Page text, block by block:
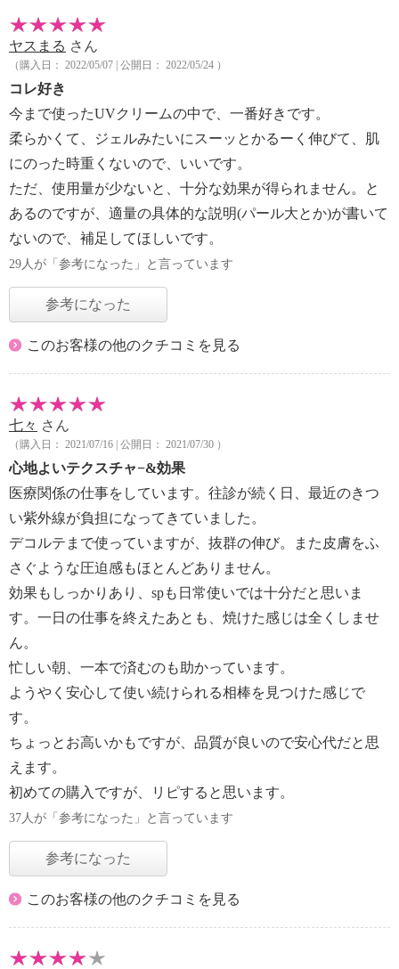
ヤスまる さん
（購入日： 2022/05/07 | 公開日： 2022/05/24 ）
コレ好き
今まで使ったUVクリームの中で、一番好きです。
柔らかくて、ジェルみたいにスーッとかるーく伸びて、肌
にのった時重くないので、いいです。
ただ、使用量が少ないと、十分な効果が得られません。と
あるのですが、適量の具体的な説明(パール大とか)が書いて
ないので、補足してほしいです。
29人が「参考になった」と言っています
参考になった
このお客様の他のクチコミを見る
七々 さん
（購入日： 2021/07/16 | 公開日： 2021/07/30 ）
心地よいテクスチャ−&効果
医療関係の仕事をしています。往診が続く日、最近のきつ
い紫外線が負担になってきていました。
デコルテまで使っていますが、抜群の伸び。また皮膚をふ
さぐような圧迫感もほとんどありません。
効果もしっかりあり、spも日常使いでは十分だと思いま
す。一日の仕事を終えたあとも、焼けた感じは全くしませ
ん。
忙しい朝、一本で済むのも助かっています。
ようやく安心して使い続けられる相棒を見つけた感じで
す。
ちょっとお高いかもですが、品質が良いので安心代だと思
えます。
初めての購入ですが、リピすると思います。
37人が「参考になった」と言っています
参考になった
このお客様の他のクチコミを見る